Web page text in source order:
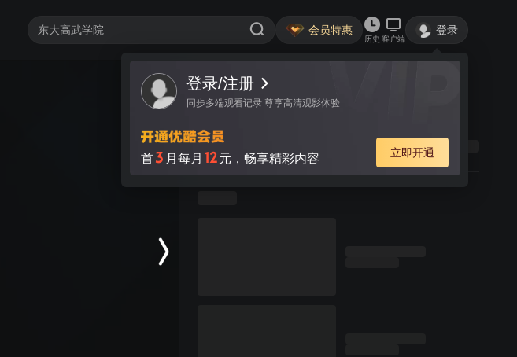
会员特惠
历史 客户端
登录
登录/注册
同步多端观看记录 尊享高清观影体验
首3 月每月 12元，畅享精彩内容 立即开通